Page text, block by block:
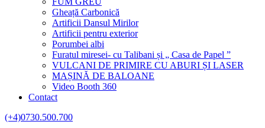
Gheață Carbonică
Artificii Dansul Mirilor
Artificii pentru exterior
Porumbei albi
Furatul miresei- cu Talibani și „ Casa de Papel ”
VULCANI DE PRIMIRE CU ABURI ȘI LASER
MAȘINĂ DE BALOANE
Video Booth 360
Contact
(+4)0730.500.700